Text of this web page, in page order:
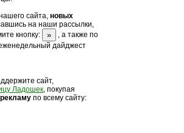
сайта, новых
на наши рассылки,
кнопку:
, а также по
дайджест
сайт,
Ладошек, покупая
ламу по всему сайту: